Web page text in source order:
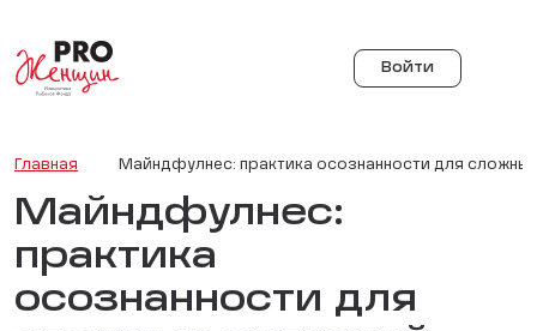
Войти
Главная Майндфулнес: практика осознанности для
Майндфулнес:
практика
осознанности для